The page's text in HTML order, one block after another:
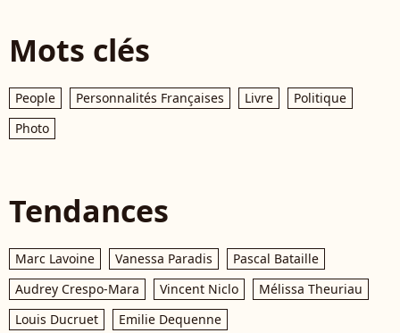
Mots clés
People Personnalités Françaises Livre
Politique
Photo
Tendances
Marc Lavoine Vanessa Paradis
Pascal Bataille
Audrey Crespo-Mara
Vincent Niclo
Mélissa Theuriau
Louis Ducruet
Emilie Dequenne